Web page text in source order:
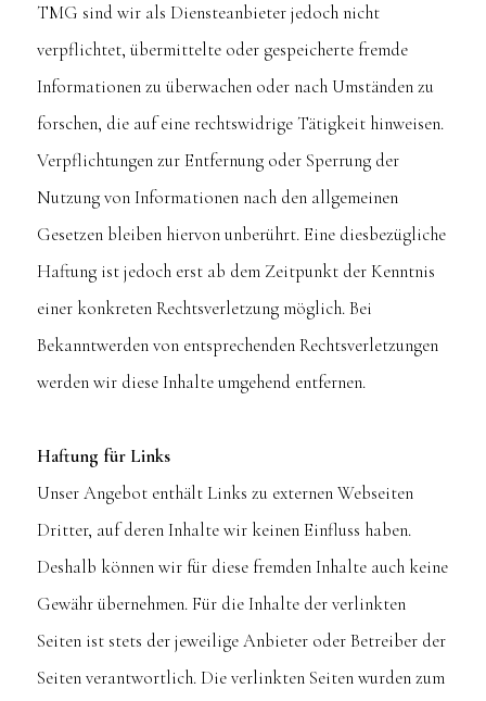
TMG sind wir als Diensteanbieter jedoch nicht
verpflichtet, übermittelte oder gespeicherte fremde
Informationen zu überwachen oder nach Umständen zu
forschen, die auf eine rechtswidrige Tätigkeit hinweisen.
Verpflichtungen zur Entfernung oder Sperrung der
Nutzung von Informationen nach den allgemeinen
Gesetzen bleiben hiervon unberührt. Eine diesbezügliche
Haftung ist jedoch erst ab dem Zeitpunkt der Kenntnis
einer konkreten Rechtsverletzung möglich. Bei
Bekanntwerden von entsprechenden Rechtsverletzungen
werden wir diese Inhalte umgehend entfernen.
Haftung für Links
Unser Angebot enthält Links zu externen Webseiten
Dritter, auf deren Inhalte wir keinen Einfluss haben.
Deshalb können wir für diese fremden Inhalte auch keine
Gewähr übernehmen. Für die Inhalte der verlinkten
Seiten ist stets der jeweilige Anbieter oder Betreiber der
Seiten verantwortlich. Die verlinkten Seiten wurden zum